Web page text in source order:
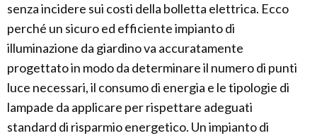
senza incidere sui costi della bolletta elettrica. Ecco
perché un sicuro ed efficiente impianto di
illuminazione da giardino va accuratamente
progettato in modo da determinare il numero di punti
luce necessari, il consumo di energia e le tipologie di
lampade da applicare per rispettare adeguati
standard di risparmio energetico. Un impianto di